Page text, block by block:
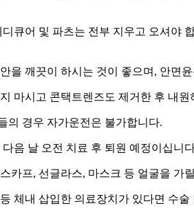
큐어 및 파츠는 전부 지우고 오셔야
을 깨끗이 하시는 것이 좋으며, 안면
마시고 콘택트렌즈도 제거한 후 내원
의 경우 자가운전은 불가합니다.
음 날 오전 치료 후 퇴원 예정이십니
카프, 선글라스, 마스크 등 얼굴을 가
체내 삽입한 의료장치가 있다면 수